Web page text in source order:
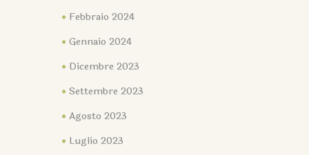
Febbraio 2024
Gennaio 2024
Dicembre 2023
Settembre 2023
Agosto 2023
Luglio 2023